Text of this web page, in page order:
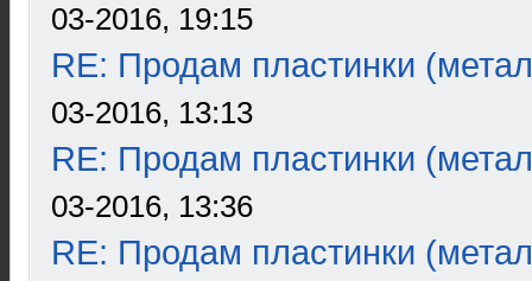
03-2016, 19:15
RE: Продам пластинки
03-2016, 13:13
RE: Продам пластинки
03-2016, 13:36
RE: Продам пластинки